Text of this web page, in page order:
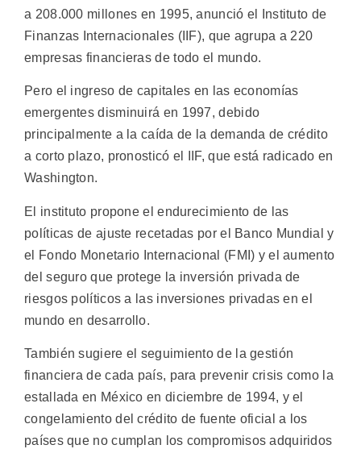
a 208.000 millones en 1995, anunció el Instituto de
Finanzas Internacionales (IIF), que agrupa a 220
empresas financieras de todo el mundo.
Pero el ingreso de capitales en las economías
emergentes disminuirá en 1997, debido
principalmente a la caída de la demanda de crédito
a corto plazo, pronosticó el IIF, que está radicado en
Washington.
El instituto propone el endurecimiento de las
políticas de ajuste recetadas por el Banco Mundial y
el Fondo Monetario Internacional (FMI) y el aumento
del seguro que protege la inversión privada de
riesgos políticos a las inversiones privadas en el
mundo en desarrollo.
También sugiere el seguimiento de la gestión
financiera de cada país, para prevenir crisis como la
estallada en México en diciembre de 1994, y el
congelamiento del crédito de fuente oficial a los
países que no cumplan los compromisos adquiridos